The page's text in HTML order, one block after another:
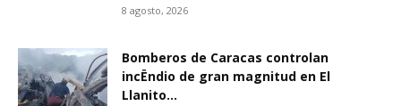
8 agosto, 2026
Bomberos de Caracas controlan
incËndio de gran magnitud en El
Llanito...